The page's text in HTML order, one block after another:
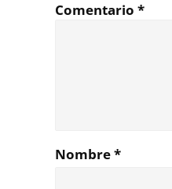
Comentario *
Nombre*